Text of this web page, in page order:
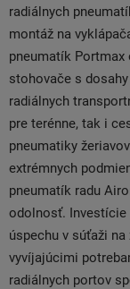
radiálnych
montáž na
pneumatík Portmax
stohovače s
radiálnych
pre terénne, tak i
pneumatiky
extrémnych
pneumatík radu
odolnosť. Investície
úspechu v súťaži
vyvíjajúcimi
radiálnych portov